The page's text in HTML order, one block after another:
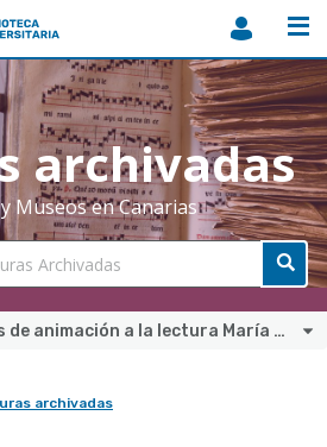
archivadas
Museos en Canarias
Concurso de proyectos de animación a la lectura María Moliner 2025
archivadas